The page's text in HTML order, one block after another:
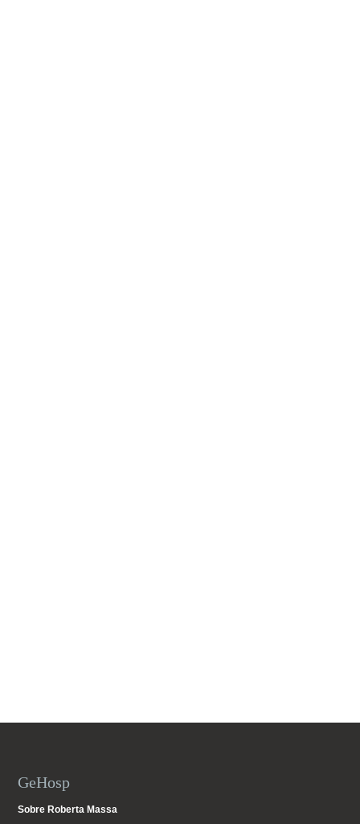
GeHosp
Sobre Roberta Massa